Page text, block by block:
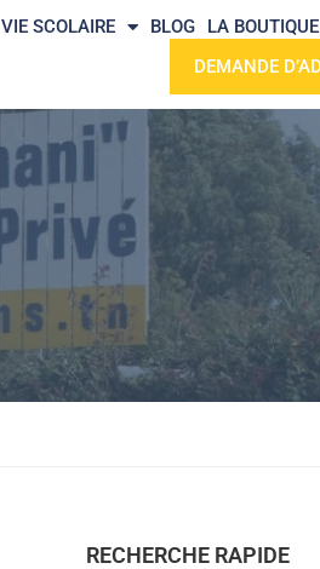
VIE SCOLAIRE BLOG LA BOUTIQUE
DEMANDE
RECHERCHE RAPIDE